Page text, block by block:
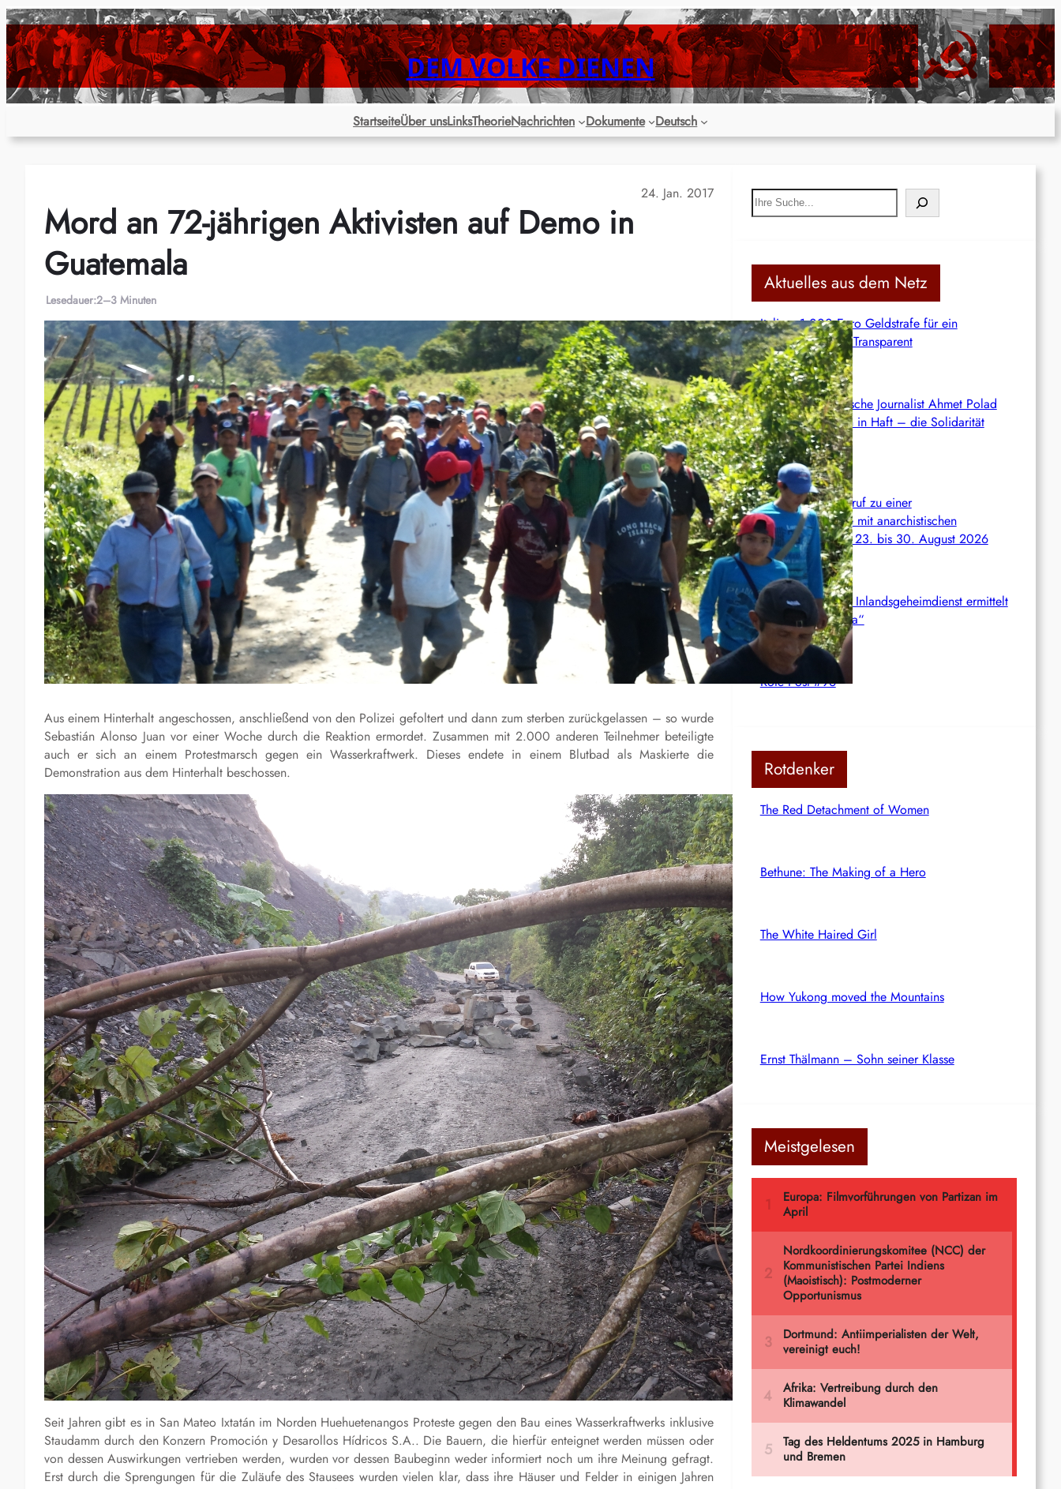
Zum
Inhalt
springen
DEM VOLKE DIENEN
StartseiteÜber unsLinksTheorieNachrichten Dokumente Deutsch
24. Jan. 2017
Mord an 72-jährigen Aktivisten auf Demo in
Guatemala
Lesedauer:2–3 Minuten
Aus einem Hinterhalt angeschossen, anschließend von den Polizei gefoltert und dann zum sterben zurückgelassen – so wurde
Sebastián Alonso Juan vor einer Woche durch die Reaktion ermordet. Zusammen mit 2.000 anderen Teilnehmer beteiligte
auch er sich an einem Protestmarsch gegen ein Wasserkraftwerk. Dieses endete in einem Blutbad als Maskierte die
Demonstration aus dem Hinterhalt beschossen.
Seit Jahren gibt es in San Mateo Ixtatán im Norden Huehuetenangos Proteste gegen den Bau eines Wasserkraftwerks inklusive
Staudamm durch den Konzern Promoción y Desarollos Hídricos S.A.. Die Bauern, die hierfür enteignet werden müssen oder
von dessen Auswirkungen vertrieben werden, wurden vor dessen Baubeginn weder informiert noch um ihre Meinung gefragt.
Erst durch die Sprengungen für die Zuläufe des Stausees wurden vielen klar, dass ihre Häuser und Felder in einigen Jahren
S
e
c
Aktuelles aus dem Netz
Italien: 1.000 Euro Geldstrafe für ein
antifaschistisches Transparent
Syrien: Der kurdische Journalist Ahmet Polad
ist seit 200 Tagen in Haft – die Solidarität
wächst
International: Aufruf zu einer
Solidaritätswoche mit anarchistischen
Gefangenen vom 23. bis 30. August 2026
Deutschland: Der Inlandsgeheimdienst ermittelt
gegen „Prosfygika“
Rote Post #96
Rotdenker
The Red Detachment of Women
Bethune: The Making of a Hero
The White Haired Girl
How Yukong moved the Mountains
Ernst Thälmann – Sohn seiner Klasse
Meistgelesen